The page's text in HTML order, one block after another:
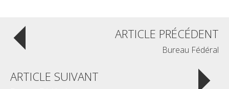
ARTICLE PRÉCÉDENT
Bureau Fédéral
ARTICLE SUIVANT